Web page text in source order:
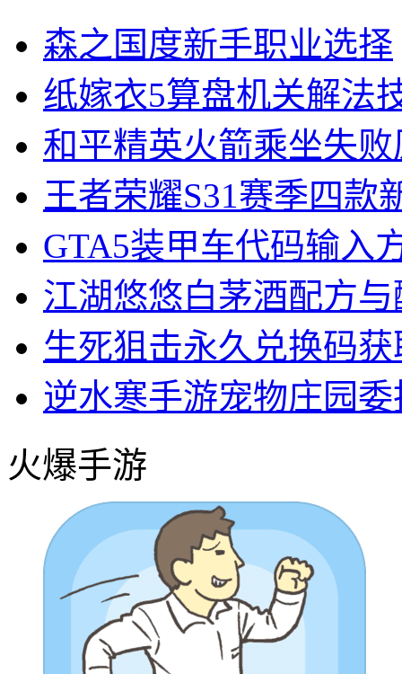
森之国度新手职业选择
纸嫁衣5算盘机关解法
和平精英火箭乘坐失
王者荣耀S31赛季四款
GTA5装甲车代码输入
江湖悠悠白茅酒配方
生死狙击永久兑换码
逆水寒手游宠物庄园
火爆手游